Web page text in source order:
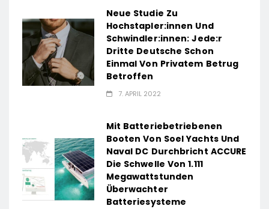
Neue Studie Zu
Hochstapler:innen Und
Schwindler:innen: Jede:r
Dritte Deutsche Schon
Einmal Von Privatem Betrug
Betroffen
7. APRIL 2022
Mit Batteriebetriebenen
Booten Von Soel Yachts Und
Naval DC Durchbricht ACCURE
Die Schwelle Von 1.111
Megawattstunden
Überwachter
Batteriesysteme